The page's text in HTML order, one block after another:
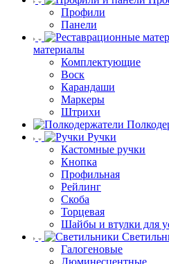
Профили
Панели
материалы
Комплектующие
Воск
Карандаши
Маркеры
Штрихи
Ручки
Кастомные ручки
Кнопка
Профильная
Рейлинг
Скоба
Торцевая
Шайбы и втулки для
Галогеновые
Люминесцентные